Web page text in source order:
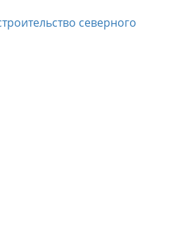
северного